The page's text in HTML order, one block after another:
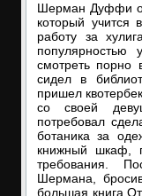
Шерман Дуффи
который учится
работу за
популярностью
смотреть порно
сидел в
пришел
со своей
потребовал
ботаника за
книжный шкаф,
требования.
Шермана,
большая